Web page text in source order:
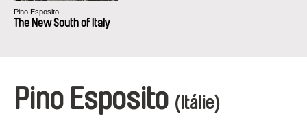
Pino Esposito
The New South of Italy
Pino Esposito (Itálie)